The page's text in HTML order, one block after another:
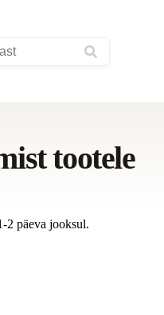
tootele
2 päeva jooksul.